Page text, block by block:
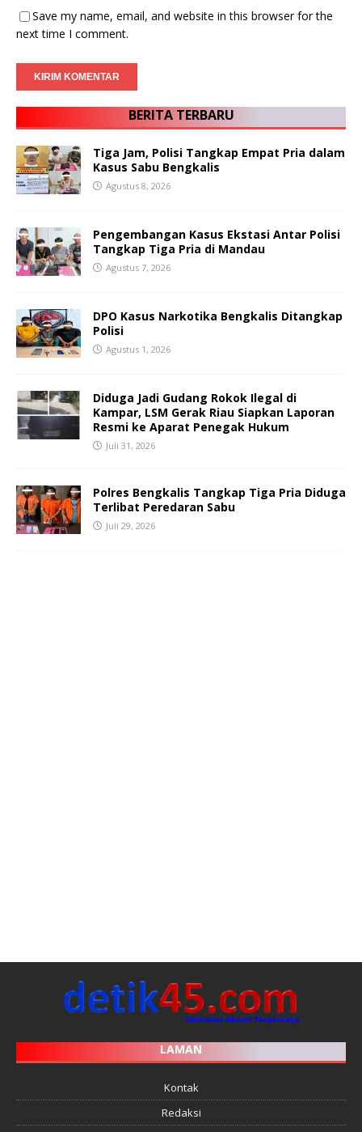
Save my name, email, and website in this browser for the
next time I comment.
BERITA TERBARU
Tiga Jam, Polisi Tangkap Empat Pria dalam
Kasus Sabu Bengkalis
Agustus 8, 2026
Pengembangan Kasus Ekstasi Antar Polisi
Tangkap Tiga Pria di Mandau
Agustus 7, 2026
DPO Kasus Narkotika Bengkalis Ditangkap
Polisi
Agustus 1, 2026
Diduga Jadi Gudang Rokok Ilegal di
Kampar, LSM Gerak Riau Siapkan Laporan
Resmi ke Aparat Penegak Hukum
Juli 31, 2026
Polres Bengkalis Tangkap Tiga Pria Diduga
Terlibat Peredaran Sabu
Juli 29, 2026
LAMAN
Kontak
Redaksi